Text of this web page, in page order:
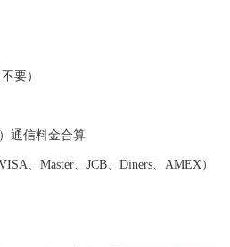
要）
通信料金合算
、Master、JCB、Diners、AMEX）